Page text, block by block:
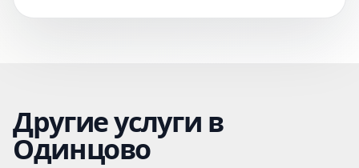
Другие услуги в
Одинцово